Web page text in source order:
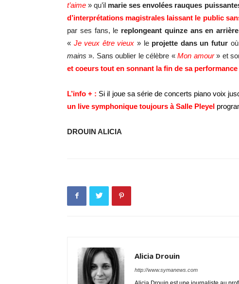
t’aime » qu’il marie ses envolées rauques
d’interprétations magistrales laissant le public
par ses fans, le replongeant quinze ans en arrière
« Je veux être vieux » le projette dans un futuroù
mains ». Sans oublier le célèbre «Mon amour» et
et coeurs tout en sonnant la fin de sa performance
L’info + : Si il joue sa série de concerts piano voix
un live symphonique toujours à Salle Pleyel
DROUIN ALICIA
Alicia Drouin
http://www.symanews.com